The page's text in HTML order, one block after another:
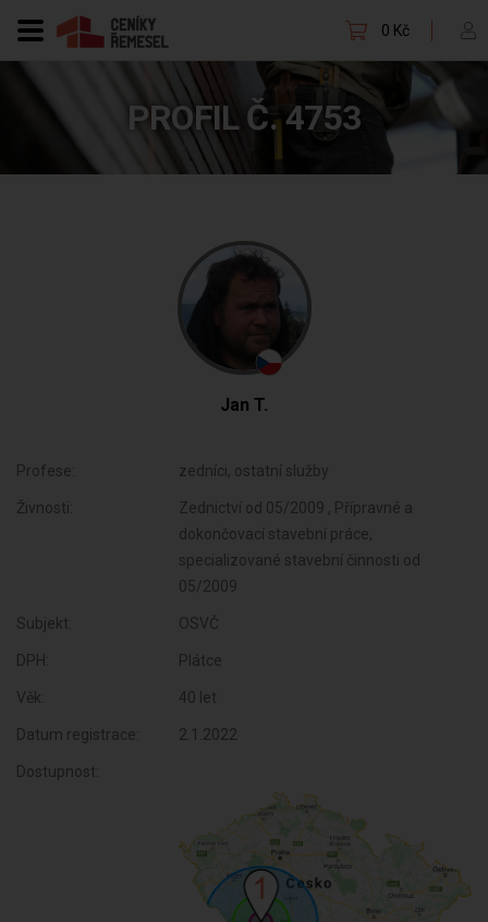
0 Kč
PROFIL Č. 4753
Jan T.
Profese: zedníci, ostatní služby
Živnosti:
Zednictví od 05/2009 , Přípravné a
dokončovací stavební práce,
specializované stavební činnosti od
05/2009
Subjekt: OSVČ
DPH: Plátce
Věk: 40 let
Datum registrace: 2.1.2022
Dostupnost: